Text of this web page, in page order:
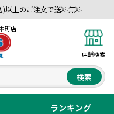
以上のご注文で送料無料
町店
店舗検索
検索
ランキング